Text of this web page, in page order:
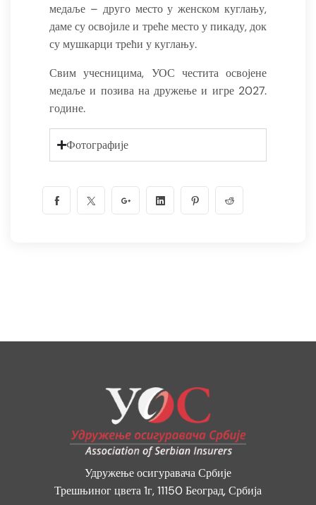
медаље – друго место у женском куглању,
даме су освојиле и треће место у пикаду, док
су мушкарци трећи у куглању.
Свим учесницима, УОС честита освојене
медаље и позива на дружење и игре 2027.
године.
Фотографије
Удружење осигуравача Србије
Трешњиног цвета 1г, 11150 Београд, Србија